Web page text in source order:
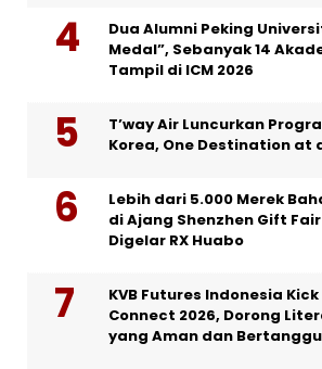
Dua Alumni Peking
Medal”, Sebanyak 14
Tampil di ICM 2026
T’way Air Luncurkan
Korea, One Destination at
Lebih dari 5.000 Merek
di Ajang Shenzhen Gift
Digelar RX Huabo
KVB Futures Indonesia
Connect 2026, Dorong
yang Aman dan